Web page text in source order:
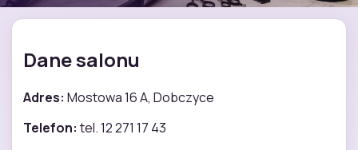
Dane salonu
Adres: Mostowa 16 A, Dobczyce
Telefon: tel. 12 271 17 43